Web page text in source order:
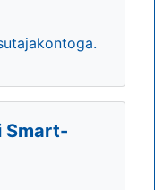
Smart-